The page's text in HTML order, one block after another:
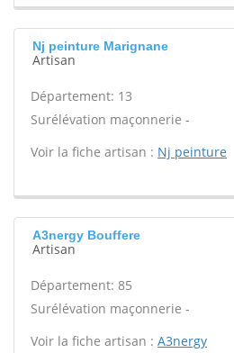
Nj peinture Marignane
Artisan
Département: 13
Surélévation maçonnerie -
Voir la fiche artisan : Nj peinture
A3nergy Bouffere
Artisan
Département: 85
Surélévation maçonnerie -
Voir la fiche artisan : A3nergy